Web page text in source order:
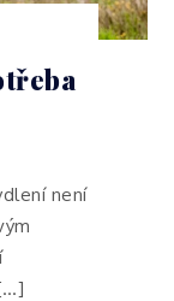
není